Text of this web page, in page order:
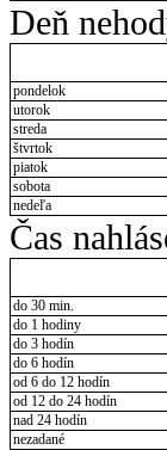
Deň
pondelok
utorok
streda
štvrtok
piatok
sobota
nedeľa
Čas
do 30 min.
do 1 hodiny
do 3 hodín
do 6 hodín
od 6 do 12 hodín
od 12 do 24 hodín
nad 24 hodín
nezadané